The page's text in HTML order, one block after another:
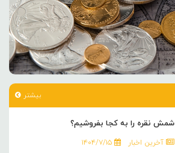
بیشتر
شمش نقره را به کجا بفروشیم؟
آخرین اخبار ۱۴۰۴/۷/۱۵